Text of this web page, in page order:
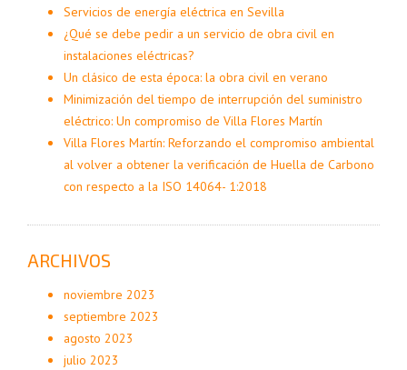
Servicios de energía eléctrica en Sevilla
¿Qué se debe pedir a un servicio de obra civil en
instalaciones eléctricas?
Un clásico de esta época: la obra civil en verano
Minimización del tiempo de interrupción del suministro
eléctrico: Un compromiso de Villa Flores Martín
Villa Flores Martín: Reforzando el compromiso ambiental
al volver a obtener la verificación de Huella de Carbono
con respecto a la ISO 14064- 1:2018
ARCHIVOS
noviembre 2023
septiembre 2023
agosto 2023
julio 2023